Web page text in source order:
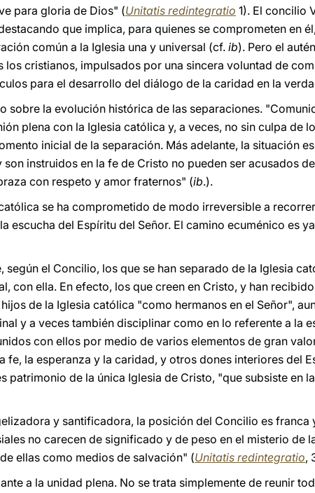
para gloria de Dios" (Unitatis redintegratio 1). El concilio
que implica, para quienes se comprometen en
común a la Iglesia una y universal (cf. ib). Pero el
cristianos, impulsados por una sincera voluntad de
para el desarrollo del diálogo de la caridad en la
sobre la evolución histórica de las separaciones.
plena con la Iglesia católica y, a veces, no sin culpa de
inicial de la separación. Más adelante, la situación
instruidos en la fe de Cristo no pueden ser acusados
con respeto y amor fraternos" (ib.).
se ha comprometido de modo irreversible a
escucha del Espíritu del Señor. El camino ecuménico es
según el Concilio, los que se han separado de la Iglesia
con ella. En efecto, los que creen en Cristo, y han
de la Iglesia católica "como hermanos en el Señor",
y a veces también disciplinar como en lo referente a la
con ellos por medio de varios elementos de gran
fe, la esperanza y la caridad, y otros dones interiores del
patrimonio de la única Iglesia de Cristo, "que subsiste en
y santificadora, la posición del Concilio es franca
no carecen de significado y de peso en el misterio de
ellas como medios de salvación" (Unitatis redintegratio,
a la unidad plena. No se trata simplemente de reunir